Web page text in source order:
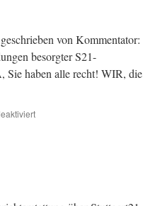
von Kommentator:
besorgter S21-
Sie haben alle recht! WIR, die
für